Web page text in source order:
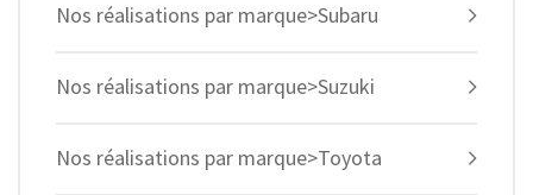
Nos réalisations par marque>Subaru
Nos réalisations par marque>Suzuki
Nos réalisations par marque>Toyota